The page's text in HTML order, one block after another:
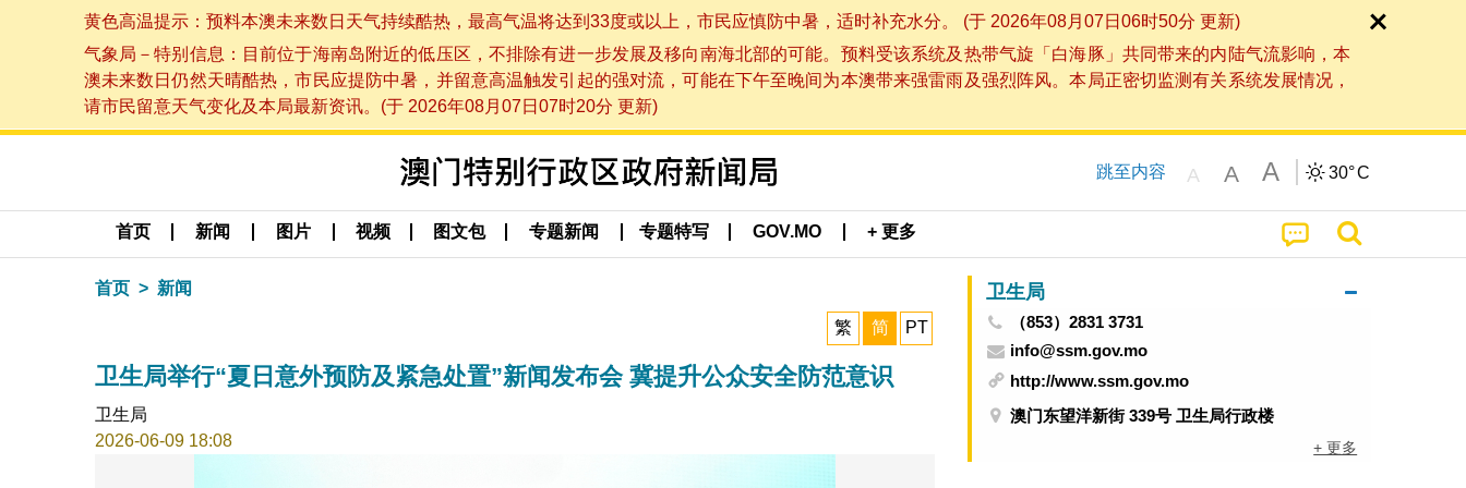
黄色高温提示：预料本澳未来数日天气持续酷热，最高气温将达到33度或以上，市民应慎防中暑，适时补充水分。 (于 2026年08月07日06时50分 更新)
气象局－特别信息：目前位于海南岛附近的低压区，不排除有进一步发展及移向南海北部的可能。预料受该系统及热带气旋「白海豚」共同带来的内陆气流影响，本
澳未来数日仍然天晴酷热，市民应提防中暑，并留意高温触发引起的强对流，可能在下午至晚间为本澳带来强雷雨及强烈阵风。本局正密切监测有关系统发展情况，
请市民留意天气变化及本局最新资讯。(于 2026年08月07日07时20分 更新)
跳至内容 A A A 30°C
首页 新闻 图片 视频 图文包 专题新闻 专题特写 GOV.MO + 更多
首页 新闻
繁 简 PT
卫生局举行“夏日意外预防及紧急处置”新闻发布会 冀提升公众安全防范意识
卫生局
2026-06-09 18:08
卫生局
（853）2831 3731
info@ssm.gov.mo
http://www.ssm.gov.mo
澳门东望洋新街 339号 卫生局行政楼
+ 更多